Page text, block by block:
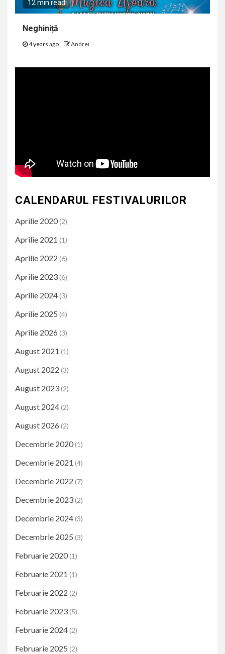
12 min read
Neghiniță
4 years ago Andrei
CALENDARUL FESTIVALURILOR
Aprilie 2020(2)
Aprilie 2021 (1)
Aprilie 2022 (6)
Aprilie 2023(6)
Aprilie 2024(3)
Aprilie 2025 (4)
Aprilie 2026 (3)
August 2021 (1)
August 2022 (3)
August 2023(2)
August 2024(2)
August 2026 (2)
Decembrie 2020(1)
Decembrie 2021 (4)
Decembrie 2022 (7)
Decembrie 2023(2)
Decembrie 2024(3)
Decembrie 2025 (3)
Februarie 2020(1)
Februarie 2021 (1)
Februarie 2022 (2)
Februarie 2023(5)
Februarie 2024(2)
Februarie 2025 (2)